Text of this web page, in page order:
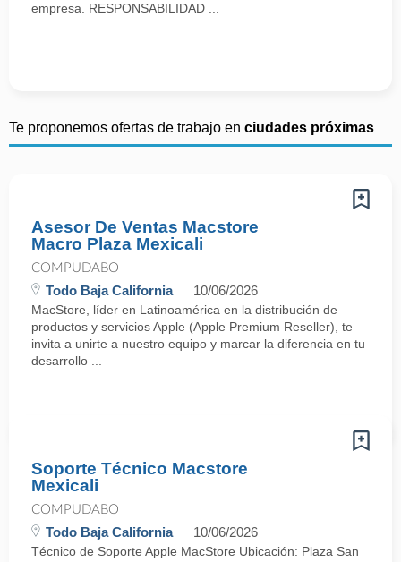
empresa. RESPONSABILIDAD ...
Te proponemos ofertas de trabajo en ciudades próximas
Asesor De Ventas Macstore
Macro Plaza Mexicali
COMPUDABO
Todo Baja California 10/06/2026
MacStore, líder en Latinoamérica en la distribución de
productos y servicios Apple (Apple Premium Reseller), te
invita a unirte a nuestro equipo y marcar la diferencia en tu
desarrollo ...
Soporte Técnico Macstore
Mexicali
COMPUDABO
Todo Baja California 10/06/2026
Técnico de Soporte Apple MacStore Ubicación: Plaza San